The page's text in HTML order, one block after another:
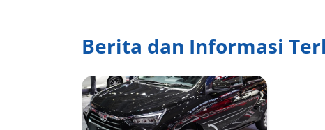
Berita dan Informasi